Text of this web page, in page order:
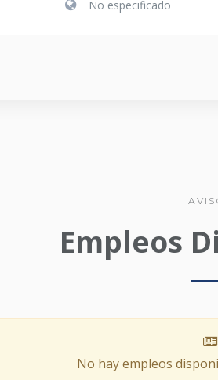
No especificado
Empleos
No hay empleos